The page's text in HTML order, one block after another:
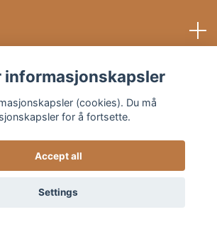
© 2026 Hjemish
informasjonskapsler
(cookies). Du må
for å fortsette.
Accept all
Settings